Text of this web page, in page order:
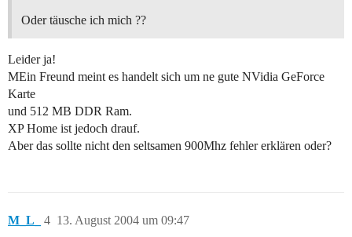
Oder täusche ich mich ??
Leider ja!
MEin Freund meint es handelt sich um ne gute NVidia GeForce
Karte
und 512 MB DDR Ram.
XP Home ist jedoch drauf.
Aber das sollte nicht den seltsamen 900Mhz fehler erklären oder?
M_L_ 13. August 2004 um 09:47
4